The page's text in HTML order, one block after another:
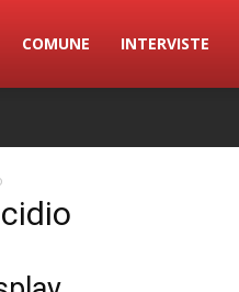
Carbonia.net
COMUNE INTERVISTE